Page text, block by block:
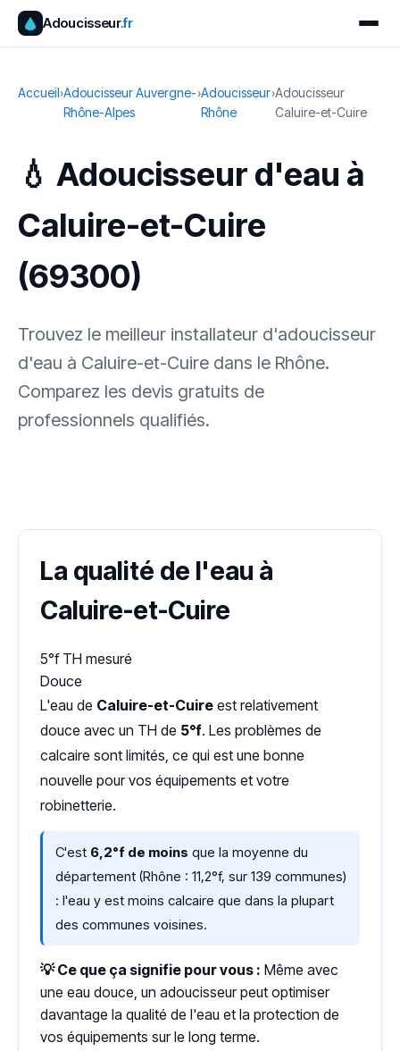
Adoucisseur.fr
Accueil›Adoucisseur Auvergne-
Rhône-Alpes
›Adoucisseur
Rhône
›Adoucisseur
Caluire-et-Cuire
💧 Adoucisseur d'eau à
Caluire-et-Cuire
(69300)
Trouvez le meilleur installateur d'adoucisseur
d'eau à Caluire-et-Cuire dans le Rhône.
Comparez les devis gratuits de
professionnels qualifiés.
La qualité de l'eau à
Caluire-et-Cuire
5°f TH mesuré
Douce
L'eau de Caluire-et-Cuire est relativement
douce avec un TH de 5°f. Les problèmes de
calcaire sont limités, ce qui est une bonne
nouvelle pour vos équipements et votre
robinetterie.
C'est 6,2°f de moins que la moyenne du
département (Rhône : 11,2°f, sur 139 communes)
: l'eau y est moins calcaire que dans la plupart
des communes voisines.
💡 Ce que ça signifie pour vous : Même avec
une eau douce, un adoucisseur peut optimiser
davantage la qualité de l'eau et la protection de
vos équipements sur le long terme.